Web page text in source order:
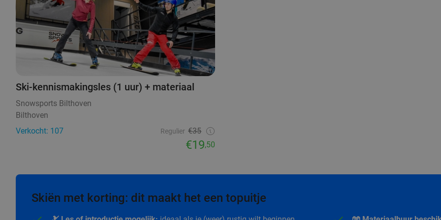
Ski-kennismakingsles (1 uur) + materiaal
Snowsports Bilthoven
Bilthoven
Verkocht: 107
Regulier €35
€19,50
Skiën met korting: dit maakt het een topuitje